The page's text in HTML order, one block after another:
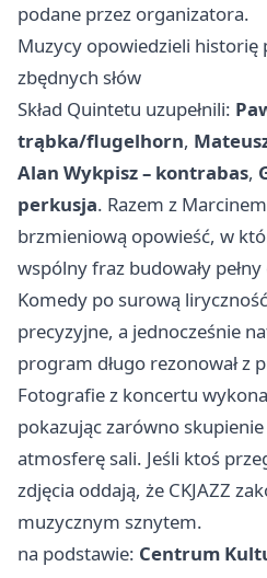
podane przez organizatora.
Muzycy opowiedzieli historię
zbędnych słów
Skład Quintetu uzupełnili:
trąbka/flugelhorn,
Alan Wykpisz – kontrabas,
perkusja. Razem z
brzmieniową opowieść, w
wspólny fraz budowały
Komedy po surową
precyzyjne, a jednocześnie
program długo rezonował z
Fotografie z koncertu
pokazując zarówno
atmosferę sali. Jeśli ktoś
zdjęcia oddają, że CKJAZZ
muzycznym sznytem.
na podstawie: Centrum